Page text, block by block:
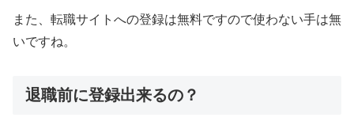
また、転職サイトへの登録は無料ですので使わない手は無
いですね。
退職前に登録出来るの？